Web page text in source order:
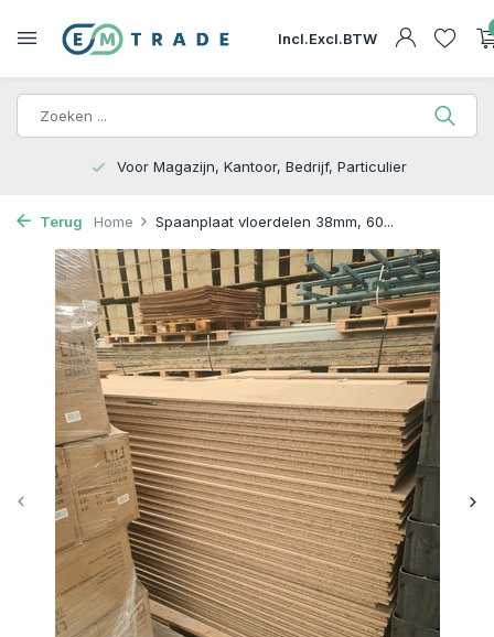
Incl.Excl.BTW
15.000m2 op Voorraad | Bezorgen of Afhalen
Terug Home Spaanplaat vloerdelen 38mm, 60...